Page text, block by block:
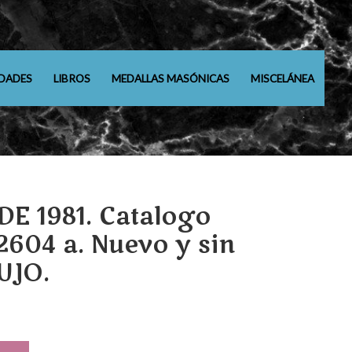
LIBROS MEDALLAS MASÓNICAS MISCELÁNEA
1981. Catalogo
a. Nuevo y sin